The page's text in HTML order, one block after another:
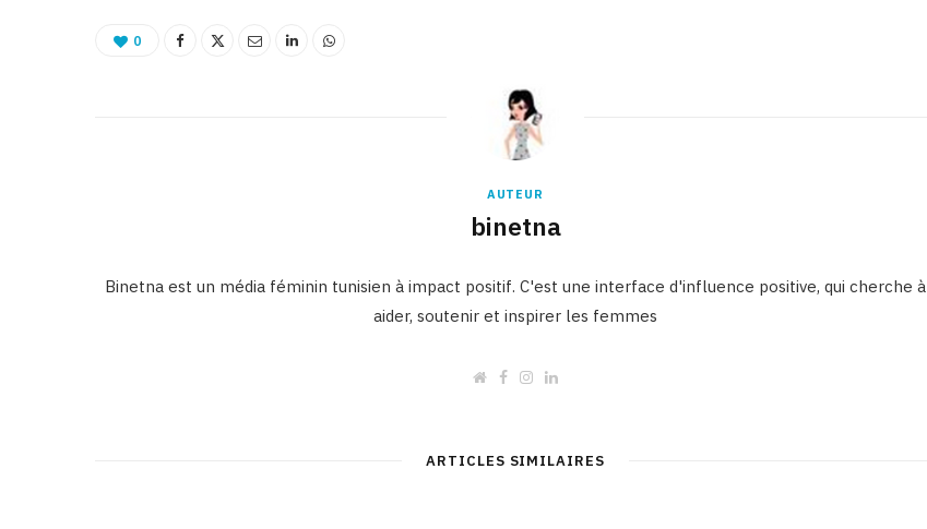
0
AUTEUR
binetna
Binetna est un média féminin tunisien à impact positif. C'est une interface d'influence positive, qui cherche à
aider, soutenir et inspirer les femmes
W
t
e
F
o
o
I
g
r
L
d
I
ARTICLES SIMILAIRES